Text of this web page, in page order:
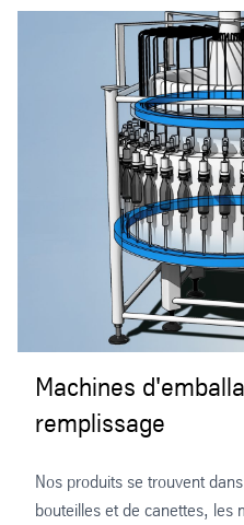
Machines
remplissage
Nos produits se trouvent
bouteilles et de canettes, les